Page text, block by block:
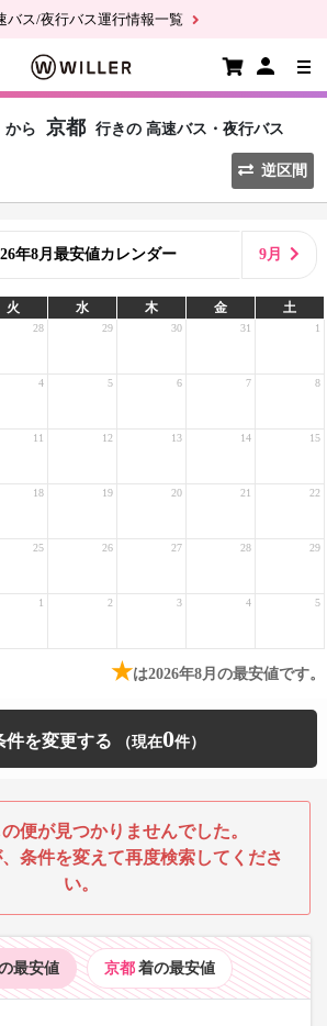
バス/夜行バス運行情報一覧
から 京都 行きの 高速バス・夜行バス
逆区間
年8月最安値カレンダー 9月
火 水 木 金 土
28 29 30 31 1
4 5 6 7 8
11 12 13 14 15
18 19 20 21 22
25 26 27 28 29
1 2 3 4 5
★は2026年8月の最安値です。
件を変更する 0
便が見つかりませんでした。
条件を変えて再度検索してくださ
い。
最安値 京都 着の最安値